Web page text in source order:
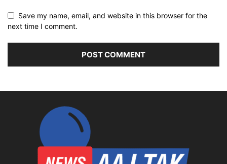
Save my name, email, and website in this browser for the
next time I comment.